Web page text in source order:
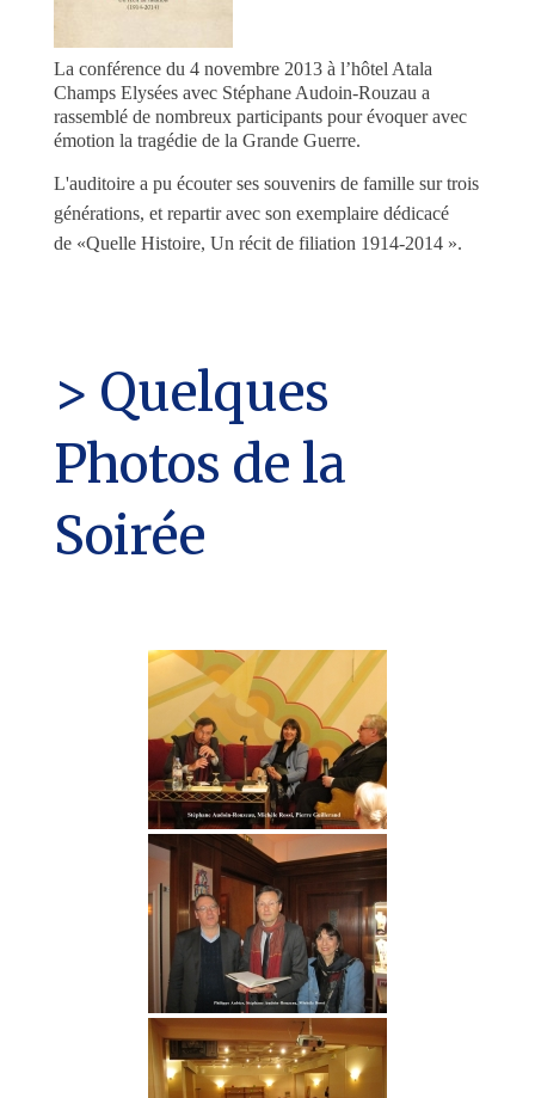
La conférence du 4 novembre 2013 à l’hôtel Atala
Champs Elysées avec Stéphane Audoin-Rouzau a
rassemblé de nombreux participants pour évoquer avec
émotion la tragédie de la Grande Guerre.
L'auditoire a pu écouter ses souvenirs de famille sur trois
générations, et repartir avec son exemplaire dédicacé
de «Quelle Histoire, Un récit de filiation 1914-2014».
> Quelques
Photos de la
Soirée